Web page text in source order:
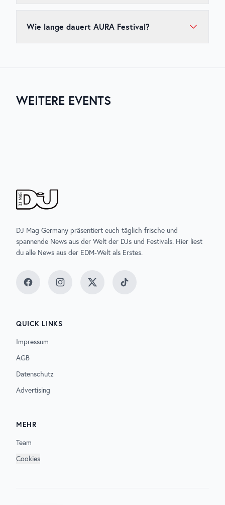
einschließlich Line-up, Anreise und Unterkunft,
Wie lange dauert AURA Festival?
WEITERE EVENTS
03. AUG. 2026
DJ Mag Germany präsentiert euch täglich frische und
spannende News aus der Welt der DJs und Festivals. Hier liest
du alle News aus der EDM-Welt als Erstes.
FacebookInstagramTwitter TikTok
QUICK LINKS
Impressum
AGB
Datenschutz
Advertising
MEHR
Team
Cookies